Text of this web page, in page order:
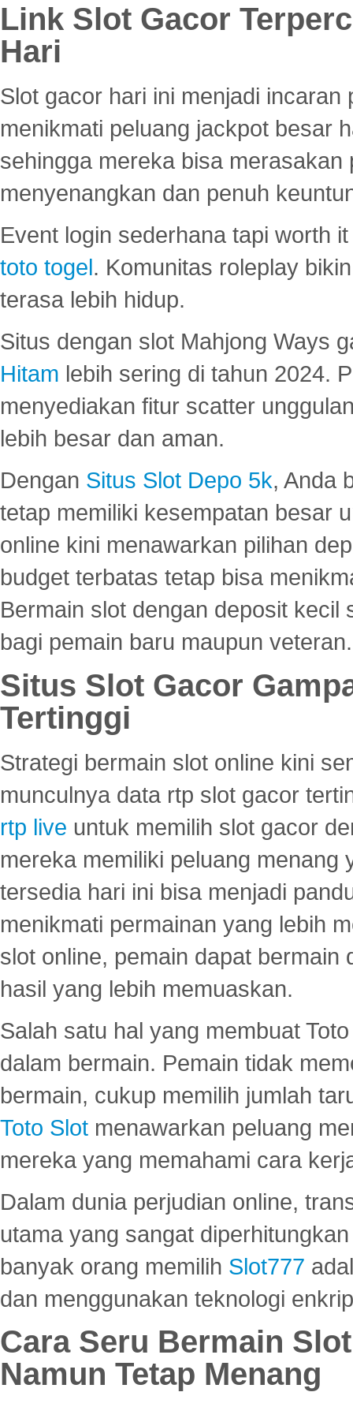
Link Slot Gacor
Hari
Slot gacor hari ini menjadi
menikmati peluang jackpot besar
sehingga mereka bisa
menyenangkan dan penuh
Event login sederhana tapi worth
toto togel. Komunitas roleplay
terasa lebih hidup.
Situs dengan slot Mahjong Ways
Hitam lebih sering di tahun 2024.
menyediakan fitur scatter
lebih besar dan aman.
Dengan Situs Slot Depo 5k, Anda
tetap memiliki kesempatan besar
online kini menawarkan pilihan
budget terbatas tetap bisa
Bermain slot dengan deposit
bagi pemain baru maupun veteran.
Situs Slot Gacor
Tertinggi
Strategi bermain slot online kini
munculnya data rtp slot gacor
rtp live untuk memilih slot gacor
mereka memiliki peluang menang
tersedia hari ini bisa menjadi
menikmati permainan yang lebih
slot online, pemain dapat
hasil yang lebih memuaskan.
Salah satu hal yang membuat
dalam bermain. Pemain tidak
bermain, cukup memilih jumlah
Toto Slot menawarkan peluang
mereka yang memahami cara
Dalam dunia perjudian online,
utama yang sangat
banyak orang memilih Slot777
dan menggunakan teknologi
Cara Seru Bermain
Namun Tetap Menang